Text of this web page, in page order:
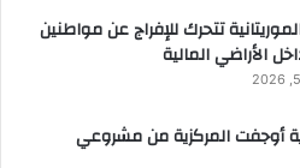
تتحرك للإفراج عن مواطنين
الأراضي المالية
أوجفت المركزية من مشروعي